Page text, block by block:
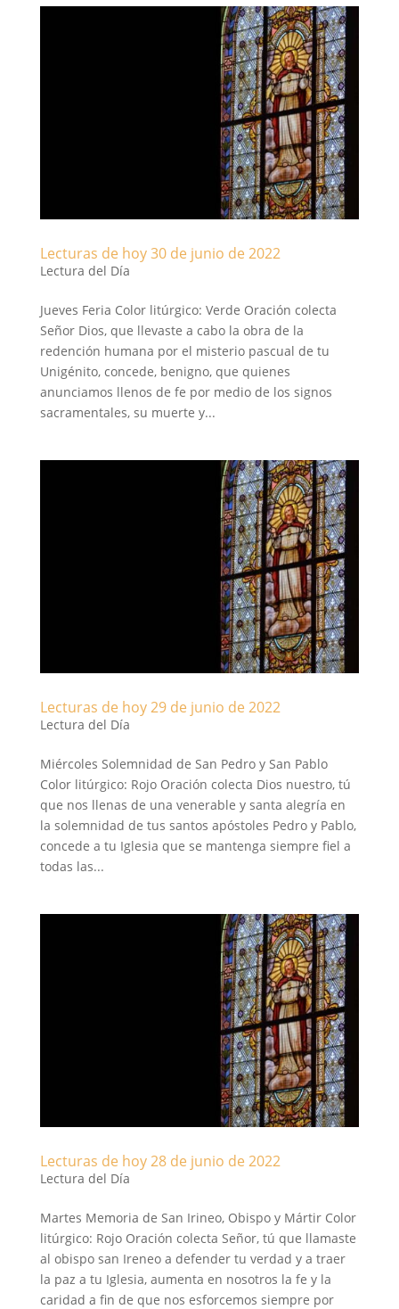
Lecturas de hoy 30 de junio de 2022
Lectura del Día
Jueves Feria Color litúrgico: Verde Oración colecta
Señor Dios, que llevaste a cabo la obra de la
redención humana por el misterio pascual de tu
Unigénito, concede, benigno, que quienes
anunciamos llenos de fe por medio de los signos
sacramentales, su muerte y...
Lecturas de hoy 29 de junio de 2022
Lectura del Día
Miércoles Solemnidad de San Pedro y San Pablo
Color litúrgico: Rojo Oración colecta Dios nuestro, tú
que nos llenas de una venerable y santa alegría en
la solemnidad de tus santos apóstoles Pedro y Pablo,
concede a tu Iglesia que se mantenga siempre fiel a
todas las...
Lecturas de hoy 28 de junio de 2022
Lectura del Día
Martes Memoria de San Irineo, Obispo y Mártir Color
litúrgico: Rojo Oración colecta Señor, tú que llamaste
al obispo san Ireneo a defender tu verdad y a traer
la paz a tu Iglesia, aumenta en nosotros la fe y la
caridad a fin de que nos esforcemos siempre por